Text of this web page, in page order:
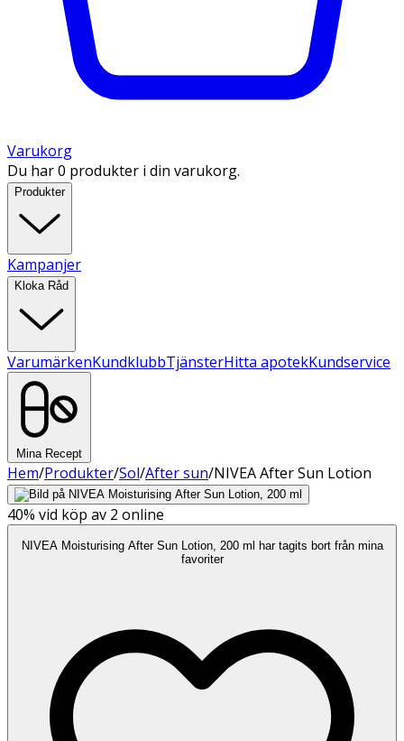
Varukorg
Du har 0 produkter i din varukorg.
Produkter
Kampanjer
Kloka Råd
VarumärkenKundklubbTjänsterHitta apotekKundservice
Mina Recept
Hem/Produkter/Sol/After sun/NIVEA After Sun Lotion
40% vid köp av 2 online
NIVEA Moisturising After Sun Lotion, 200 ml har tagits bort från mina
favoriter